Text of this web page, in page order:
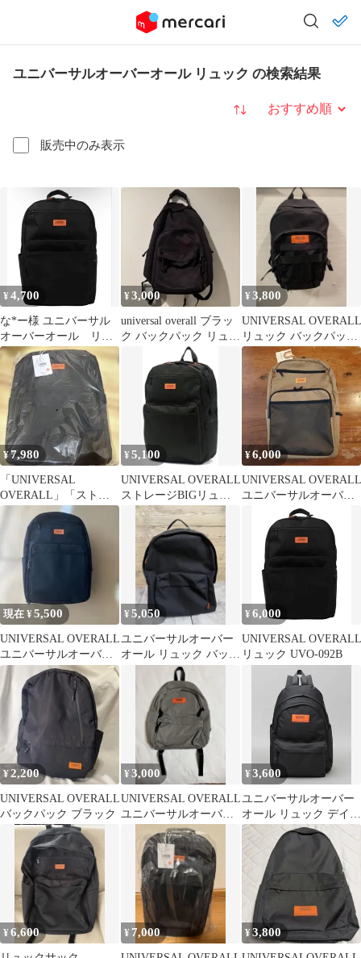
ユニバーサルオーバーオール リュック の検索結果
販売中のみ表示
並び替え
¥ 4,700
な*ー様 ユニバーサル
オーバーオール リュ
ック
¥3,000
universal overall ブラッ
ク バックパック リュッ
¥3,800
UNIVERSAL OVERALL
リュック バックパック
ブラック
¥7,980
「UNIVERSAL
OVERALL」「ストレ
ージBIGリュック」
¥5,100
UNIVERSAL OVERALL
ストレージBIGリュッ
ク 30L
¥6,000
UNIVERSAL OVERALL
ユニバーサルオーバー
オール30L リュック
現在 ¥5,500
UNIVERSAL OVERALL
ユニバーサルオーバー
オール リュックサック
¥5,050
ユニバーサルオーバー
オール リュック バック
パック ブラック 33L
¥6,000
UNIVERSAL OVERALL
リュック UVO-092B
¥2,200
UNIVERSAL OVERALL
バックパック ブラック
¥3,000
UNIVERSAL OVERALL
ユニバーサルオーバー
オール リュック
¥3,600
ユニバーサルオーバー
オール リュック デイパ
ック メンズ レディース
a4 撥水
¥6,600 ¥ 7,000 ¥3,800